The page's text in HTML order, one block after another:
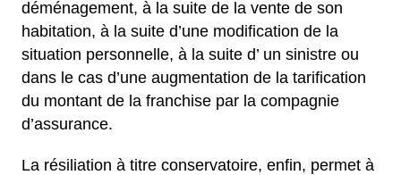
déménagement, à la suite de la vente de son
habitation, à la suite d’une modification de la
situation personnelle, à la suite d’ un sinistre ou
dans le cas d’une augmentation de la tarification
du montant de la franchise par la compagnie
d’assurance.
La résiliation à titre conservatoire, enfin, permet à